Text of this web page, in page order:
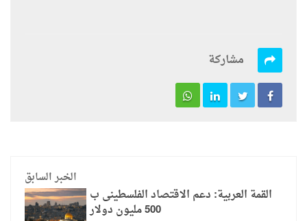
مشاركة
الخبر السابق
القمة العربية: دعم الاقتصاد الفلسطينى ب
500 مليون دولار